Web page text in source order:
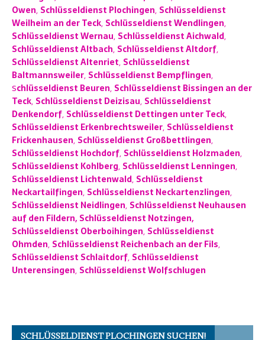
Owen, Schlüsseldienst Plochingen, Schlüsseldienst
Weilheim an der Teck, Schlüsseldienst Wendlingen,
Schlüsseldienst Wernau, Schlüsseldienst Aichwald,
Schlüsseldienst Altbach, Schlüsseldienst Altdorf,
Schlüsseldienst Altenriet, Schlüsseldienst
Baltmannsweiler, Schlüsseldienst Bempflingen,
Schlüsseldienst Beuren, Schlüsseldienst Bissingen an der
Teck, Schlüsseldienst Deizisau, Schlüsseldienst
Denkendorf, Schlüsseldienst Dettingen unter Teck,
Schlüsseldienst Erkenbrechtsweiler, Schlüsseldienst
Frickenhausen, Schlüsseldienst Großbettlingen,
Schlüsseldienst Hochdorf, Schlüsseldienst Holzmaden,
Schlüsseldienst Kohlberg, Schlüsseldienst Lenningen,
Schlüsseldienst Lichtenwald, Schlüsseldienst
Neckartailfingen, Schlüsseldienst Neckartenzlingen,
Schlüsseldienst Neidlingen, Schlüsseldienst Neuhausen
auf den Fildern, Schlüsseldienst Notzingen,
Schlüsseldienst Oberboihingen, Schlüsseldienst
Ohmden, Schlüsseldienst Reichenbach an der Fils,
Schlüsseldienst Schlaitdorf, Schlüsseldienst
Unterensingen, Schlüsseldienst Wolfschlugen
SCHLÜSSELDIENST PLOCHINGEN SUCHEN!